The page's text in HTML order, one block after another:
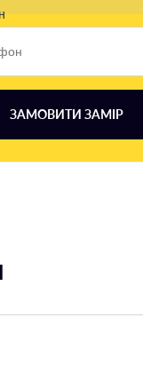
ЗАМОВИТИ ЗАМІР